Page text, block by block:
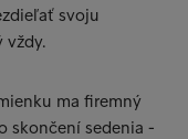
svoju
vždy.
ma firemný
skončení sedenia -